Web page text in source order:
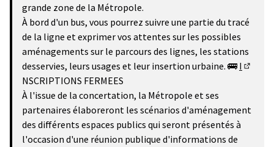
grande zone de la Métropole.
À bord d'un bus, vous pourrez suivre une partie du tracé
de la ligne et exprimer vos attentes sur les possibles
aménagements sur le parcours des lignes, les stations
desservies, leurs usages et leur insertion urbaine. 🚌 I
NSCRIPTIONS FERMEES
À l'issue de la concertation, la Métropole et ses
partenaires élaboreront les scénarios d'aménagement
des différents espaces publics qui seront présentés à
l'occasion d'une réunion publique d'informations de